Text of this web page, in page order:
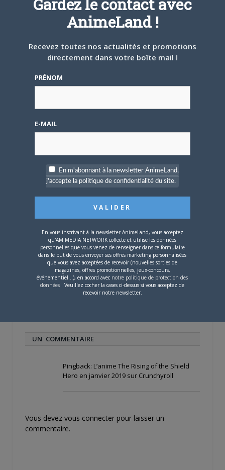
L’AnimeLand Hors-Série
– Spécial Posters est
Une nouvelle série TV
Digimon en préparation
pour 2027
4 JUILLET 2026 0
[Entretien] Mokochan : «
Lors des prémices du
projet, il était déjà
demandé de suivre au
UN COMMENTAIRE
Pingback: L’anime The Rising of the Shield
Hero en janvier 2019 sur Crunchyroll
Vous devez vous connecter pour laisser un
commentaire.
Gardez le contact avec
AnimeLand !
Recevez toutes nos actualités et promotions
directement dans votre boîte mail !
PRÉNOM
E-MAIL
En m'abonnant à la newsletter AnimeLand,
j'accepte la politique de confidentialité du site.
En vous inscrivant à la newsletter AnimeLand, vous acceptez
qu'AM MEDIA NETWORK collecte et utilise les données
personnelles que vous venez de renseigner dans ce formulaire
dans le but de vous envoyer ses offres marketing personnalisées
que vous avez acceptées de recevoir (nouvelles sorties de
magazines, offres promotionnelles, jeux-concours,
événementiel...), en accord avec notre politique de protection des
données . Veuillez cocher la cases ci-dessus si vous acceptez de
recevoir notre newsletter.